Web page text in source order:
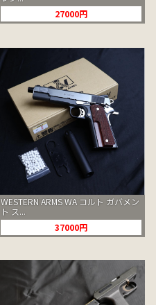
27000円
WESTERN ARMS WA コルト ガバメン
ト ス...
37000円